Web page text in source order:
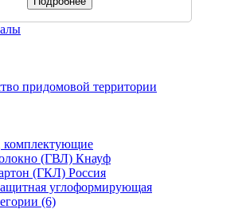
придомовой территории
комплектующие
(ГВЛ) Кнауф
(ГКЛ) Россия
углоформирующая
(6)